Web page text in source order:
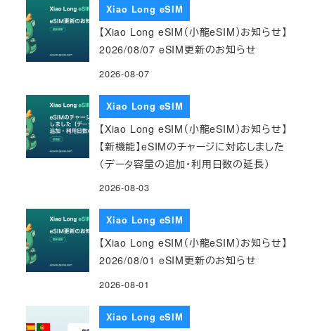
Xiao Long eSIM
【Xiao Long eSIM（小龍eSIM）お知らせ】
2026/08/07 eSIM更新のお知らせ
2026-08-07
Xiao Long eSIM
【Xiao Long eSIM（小龍eSIM）お知らせ】
【新機能】eSIMのチャージに対応しました
（データ容量の追加・利用日数の延長）
2026-08-03
Xiao Long eSIM
【Xiao Long eSIM（小龍eSIM）お知らせ】
2026/08/01 eSIM更新のお知らせ
2026-08-01
Xiao Long eSIM